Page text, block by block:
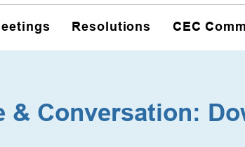
Resolutions CEC
& Conversation: